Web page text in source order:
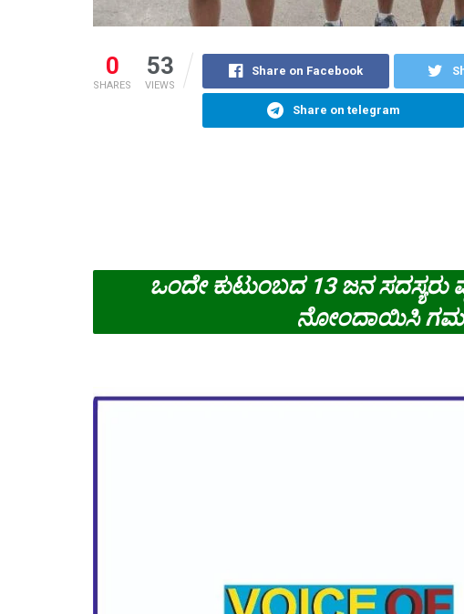
0
SHARES
53
VIEWS
Share on Facebook
Share on telegram
ಒಂದೇ ಕುಟುಂಬದ 13 ಜನ ಸದಸ್ಯರು
ನೋಂದಾಯಿಸಿ